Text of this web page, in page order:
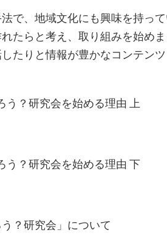
で、地域文化にも興味を持っ
たらと考え、取り組みを始め
たりと情報が豊かなコンテン
う？研究会を始める理由 上
う？研究会を始める理由 下
？研究会」について